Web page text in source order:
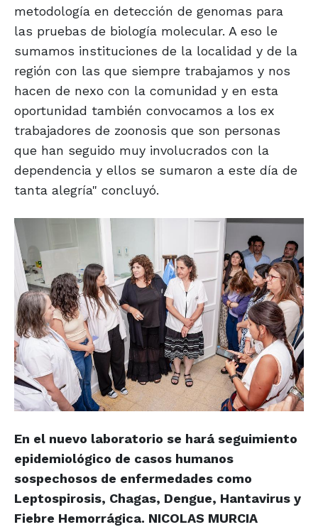
metodología en detección de genomas para
las pruebas de biología molecular. A eso le
sumamos instituciones de la localidad y de la
región con las que siempre trabajamos y nos
hacen de nexo con la comunidad y en esta
oportunidad también convocamos a los ex
trabajadores de zoonosis que son personas
que han seguido muy involucrados con la
dependencia y ellos se sumaron a este día de
tanta alegría" concluyó.
En el nuevo laboratorio se hará seguimiento
epidemiológico de casos humanos
sospechosos de enfermedades como
Leptospirosis, Chagas, Dengue, Hantavirus y
Fiebre Hemorrágica. NICOLAS MURCIA